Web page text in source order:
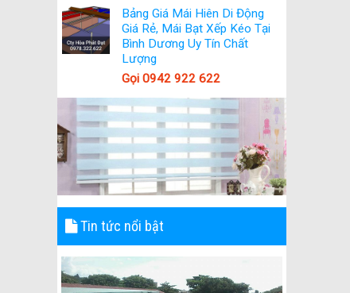
Bảng Giá Mái Hiên Di Động
Giá Rẻ, Mái Bạt Xếp Kéo Tại
Bình Dương Uy Tín Chất
Lượng
Gọi 0942 922 622
Tin tức nổi bật